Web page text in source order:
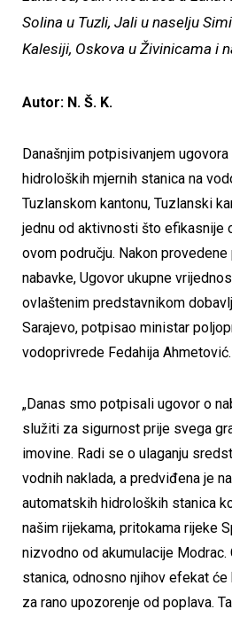
Solina u Tuzli, Jali u naselju
Kalesiji, Oskova u Živinicama i
Autor: N. Š. K.
Današnjim potpisivanjem
hidroloških mjernih stanica na
Tuzlanskom kantonu, Tuzlanski
jednu od aktivnosti što efikasnije
ovom području. Nakon
nabavke, Ugovor ukupne
ovlaštenim predstavnikom
Sarajevo, potpisao ministar
vodoprivrede Fedahija Ahmetović.
„Danas smo potpisali ugovor o
služiti za sigurnost prije svega
imovine. Radi se o ulaganju
vodnih naklada, a predviđena je
automatskih hidroloških stanica
našim rijekama, pritokama rijeke
nizvodno od akumulacije
stanica, odnosno njihov efekat
za rano upozorenje od poplava.